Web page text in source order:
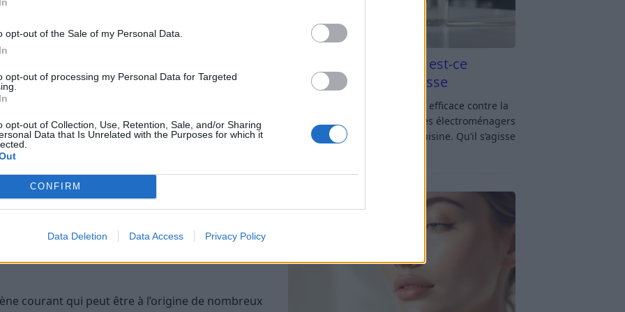
opt-out of the Sale of my Personal Data.
opt-out of processing my Personal Data for Targeted
opt-out of Collection, Use, Retention, Sale, and/or Sharing
Data that Is Unrelated with the Purposes for which it
CONFIRM
Data Deletion Data Access Privacy Policy
(plaques rouges et gonflées),eczéma
digestifs (nausées, vomissements, diarrhée),
réactions respiratoires (rhinite allergique,
allergique grave
croisées ?
croisées. Cependant, il est possible de
croisée en évitant le contact avec les
d’être allergique.
de
croisées.
courant qui peut être à l’origine de nombreux
Vinaigre blanc et four est-ce
efficace contre la graisse
Vinaigre blanc et four : est-ce efficace contre la
graisse ? Le four fait partie des électroménagers
les plus sollicités dans une cuisine. Qu’il s’agisse